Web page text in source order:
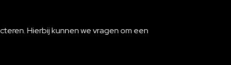
Hierbij kunnen we vragen om een